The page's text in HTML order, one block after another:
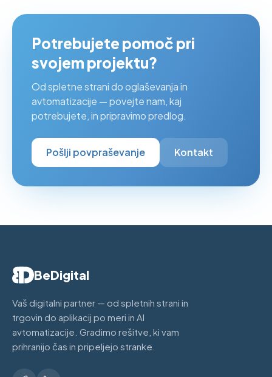
Potrebujete pomoč pri
svojem projektu?
Od spletne strani do oglaševanja in
avtomatizacije — povejte nam, kaj
potrebujete, in pripravimo predlog.
Pošlji povpraševanje Kontakt
BeDigital
Vaš digitalni partner — od spletnih strani in
trgovin do aplikacij po meri in AI
avtomatizacije. Gradimo rešitve, ki vam
prihranijo čas in pripeljejo stranke.